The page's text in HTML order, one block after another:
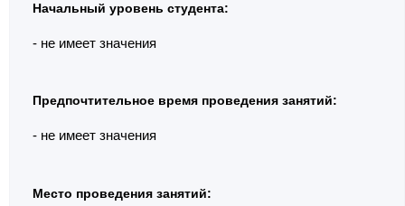
Начальный уровень студента:
- не имеет значения
Предпочтительное время проведения занятий:
- не имеет значения
Место проведения занятий: